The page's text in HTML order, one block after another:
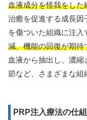
血液成分を怪我をし
治癒を促進する成長
を傷ついた組織に注入
減、機能の回復が期待
血液から抽出し、濃
節など、さまざまな組
PRP注入療法の仕